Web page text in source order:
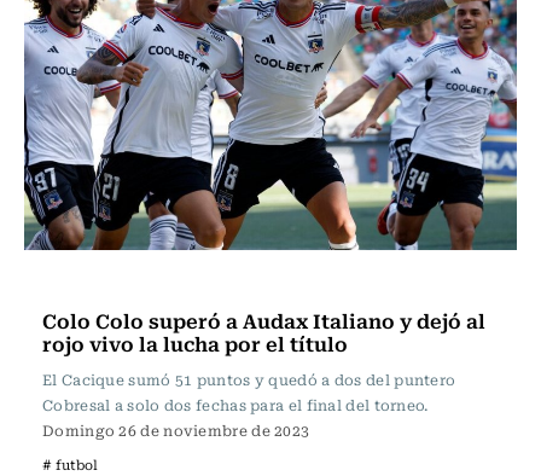
Colo Colo superó a Audax Italiano y dejó al
rojo vivo la lucha por el título
El Cacique sumó 51 puntos y quedó a dos del puntero
Cobresal a solo dos fechas para el final del torneo.
Domingo 26 de noviembre de 2023
# futbol